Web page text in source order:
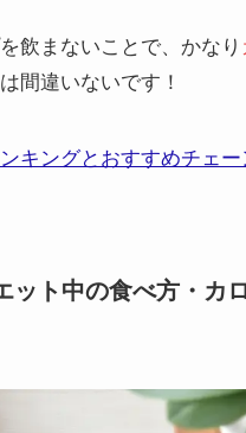
飲まないことで、かなり
間違いないです！
キングとおすすめチェー
ット中の食べ方・カ